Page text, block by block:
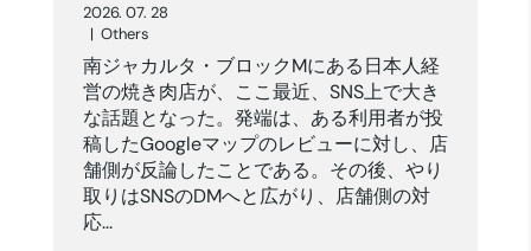
2026. 07. 28
| Others
南ジャカルタ・ブロックMにある日本人経
営の焼き肉店が、ここ最近、SNS上で大き
な話題となった。発端は、ある利用者が投
稿したGoogleマップのレビューに対し、店
舗側が反論したことである。その後、やり
取りはSNSのDMへと広がり、店舗側の対
応...